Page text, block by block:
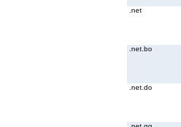
.net
.net.bo
.net.do